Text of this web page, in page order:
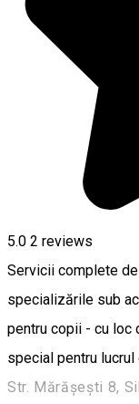
5.0 2 reviews
Servicii complete
specializările sub
pentru copii - cu loc
special pentru lucrul
Str. Mărășești 8,